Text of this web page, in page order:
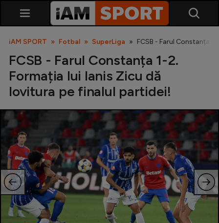
SuperLiga
Liga 2
Cupa României
Echipa Națională
U21
Fotbal feminin
iAM SPORT Fotbal SuperLiga FCSB - Farul Constanța
FCSB - Farul Constanța 1-2.
Formația lui Ianis Zicu dă
lovitura pe finalul partidei!